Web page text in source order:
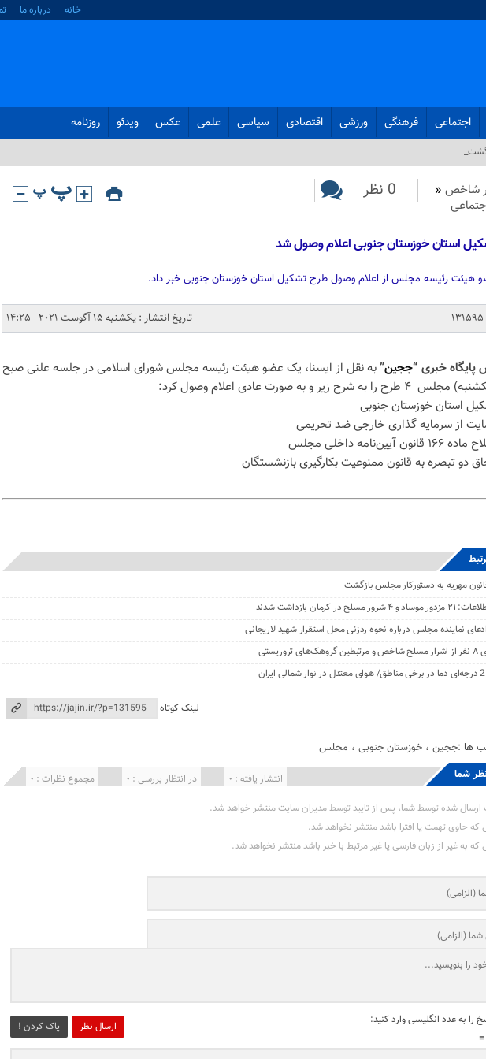
خانه درباره ما
اجتماعی فرهنگی ورزشی اقتصادی سیاسی علمی عکس ویدئو روزنامه
شاخص «
0 نظر
استان خوزستان جنوبی اعلام وصول شد
هیئت رئیسه مجلس از اعلام وصول طرح تشکیل استان خوزستان جنوبی خبر داد.
تاریخ انتشار : یکشنبه 15 آگوست 2021 - 14:25
پایگاه خبری “ججین”به نقل از ایسنا، یک عضو هیئت رئیسه مجلس شورای اسلامی در جلسه علنی صبح
را به شرح زیر و به صورت عادی اعلام وصول کرد:
استان خوزستان جنوبی
از سرمایه گذاری خارجی ضد تحریمی
آیین‌نامه داخلی مجلس
دو تبصره به قانون ممنوعیت بکارگیری بازنشستگان
مهریه به دستورکار مجلس بازگشت
مسلح در کرمان بازداشت شدند
نماینده مجلس درباره نحوه ردزنی محل استقرار شهید لاریجانی
لینک کوتاه
ها :ججین ،خوزستان جنوبی ، مجلس
شما مجموع نظرات : 0 در انتظار بررسی : 0 انتشار یافته : 0
ارسال شده توسط شما، پس از تایید توسط مدیران سایت منتشر خواهد شد.
که حاوی تهمت یا افترا باشد منتشر نخواهد شد.
که به غیر از زبان فارسی یا غیر مرتبط با خبر باشد منتشر نخواهد شد.
ارسال نظر پاک کردن !
را به عدد انگلیسی وارد کنید:
=